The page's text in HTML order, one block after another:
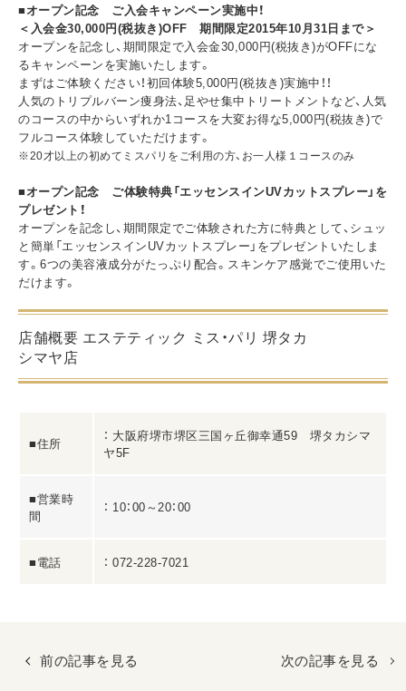
■オープン記念 ご入会キャンペーン実施中！
＜入会金30,000円(税抜き)OFF 期間限定2015年10月31日まで＞
オープンを記念し、期間限定で入会金30,000円(税抜き)がOFFにな
るキャンペーンを実施いたします。
まずはご体験ください！初回体験5,000円(税抜き)実施中！！
人気のトリプルバーン痩身法、足やせ集中トリートメントなど、人気
のコースの中からいずれか1コースを大変お得な5,000円(税抜き)で
フルコース体験していただけます。
※20才以上の初めてミスパリをご利用の方、お一人様１コースのみ
■オープン記念 ご体験特典「エッセンスインUVカットスプレー」を
プレゼント！
オープンを記念し、期間限定でご体験された方に特典として、シュッ
と簡単「エッセンスインUVカットスプレー」をプレゼントいたしま
す。6つの美容液成分がたっぷり配合。スキンケア感覚でご使用いた
だけます。
店舗概要 エステティック ミス・パリ 堺タカ
シマヤ店
■住所
： 大阪府堺市堺区三国ヶ丘御幸通59 堺タカシマ
ヤ5F
■営業時
間
： 10：00～20：00
■電話 ： 072-228-7021
前の記事を見る 次の記事を見る